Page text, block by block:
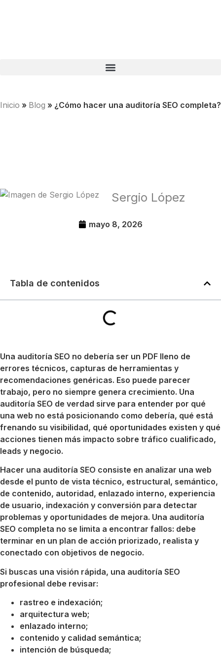
Inicio » Blog » ¿Cómo hacer una auditoría SEO completa?
Sergio López
mayo 8, 2026
Tabla de contenidos
Una auditoría SEO no debería ser un PDF lleno de
errores técnicos, capturas de herramientas y
recomendaciones genéricas. Eso puede parecer
trabajo, pero no siempre genera crecimiento. Una
auditoría SEO de verdad sirve para entender por qué
una web no está posicionando como debería, qué está
frenando su visibilidad, qué oportunidades existen y qué
acciones tienen más impacto sobre tráfico cualificado,
leads y negocio.
Hacer una auditoría SEO consiste en analizar una web
desde el punto de vista técnico, estructural, semántico,
de contenido, autoridad, enlazado interno, experiencia
de usuario, indexación y conversión para detectar
problemas y oportunidades de mejora. Una auditoría
SEO completa no se limita a encontrar fallos: debe
terminar en un plan de acción priorizado, realista y
conectado con objetivos de negocio.
Si buscas una visión rápida, una auditoría SEO
profesional debe revisar:
rastreo e indexación;
arquitectura web;
enlazado interno;
contenido y calidad semántica;
intención de búsqueda;